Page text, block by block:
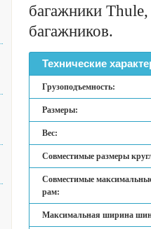
багажники
багажников.
Технические
Грузоподъемность:
Размеры:
Вес:
Совместимые размеры
Совместимые
рам:
Максимальная ширина